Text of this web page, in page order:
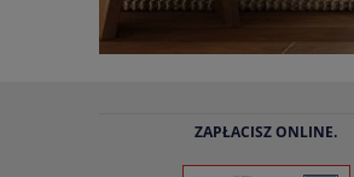
ZAPŁACISZ ONLINE.